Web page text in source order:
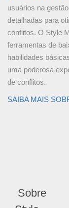
usuários na
detalhadas para
conflitos. O Style
ferramentas de
habilidades
uma poderosa
de conflitos.
SAIBA MAIS
Sobre